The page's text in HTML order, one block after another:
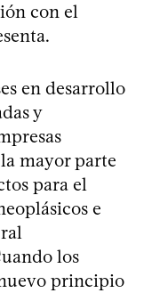
con el
en desarrollo
y
mayor parte
para el
e
los
principio